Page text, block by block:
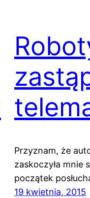
Przyznam, że
zaskoczyła mnie
początek
19 kwietnia, 2015